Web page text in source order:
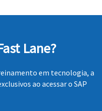
Lane?
em tecnologia, a
ao acessar o SAP